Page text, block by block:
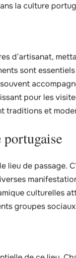
la culture
d’artisanat,
sont
pour les
traditions et
portugaise
lieu de passage.
culturelles
groupes